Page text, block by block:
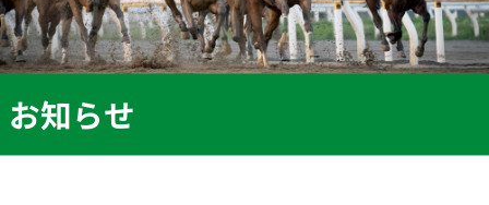
イ
バ
お知らせ